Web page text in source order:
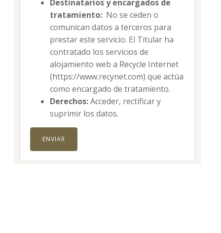
Destinatarios y encargados de
tratamiento: No se ceden o
comunican datos a terceros para
prestar este servicio. El Titular ha
contratado los servicios de
alojamiento web a Recycle Internet
(https://www.recynet.com) que actúa
como encargado de tratamiento.
Derechos:Acceder, rectificar y
suprimir los datos.